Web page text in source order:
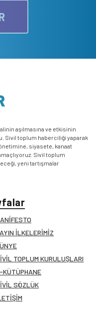
aşılmasına ve etkisinin
Sivil toplum haberciliği yaparak
siyasete, kanaat
Sivil toplum
yeni tartışmalar
İLKELERİMİZ
TOPLUM KURULUŞLARI
KÜTÜPHANE
SÖZLÜK